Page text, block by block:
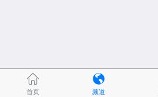
首页 频道